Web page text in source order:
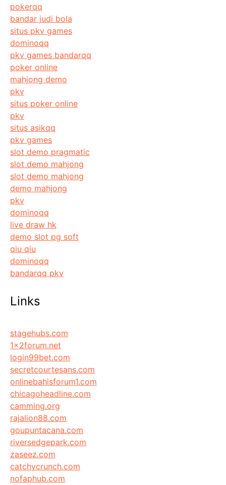
pokerqq
bandar judi bola
situs pkv games
dominoqq
pkv games bandarqq
poker online
mahjong demo
pkv
situs poker online
pkv
situs asikqq
pkv games
slot demo pragmatic
slot demo mahjong
slot demo mahjong
demo mahjong
pkv
dominoqq
live draw hk
demo slot pg soft
qiu qiu
dominoqq
bandarqq pkv
Links
stagehubs.com
1x2forum.net
login99bet.com
secretcourtesans.com
onlinebahisforum1.com
chicagoheadline.com
camming.org
rajalion88.com
goupuntacana.com
riversedgepark.com
zaseez.com
catchycrunch.com
nofaphub.com